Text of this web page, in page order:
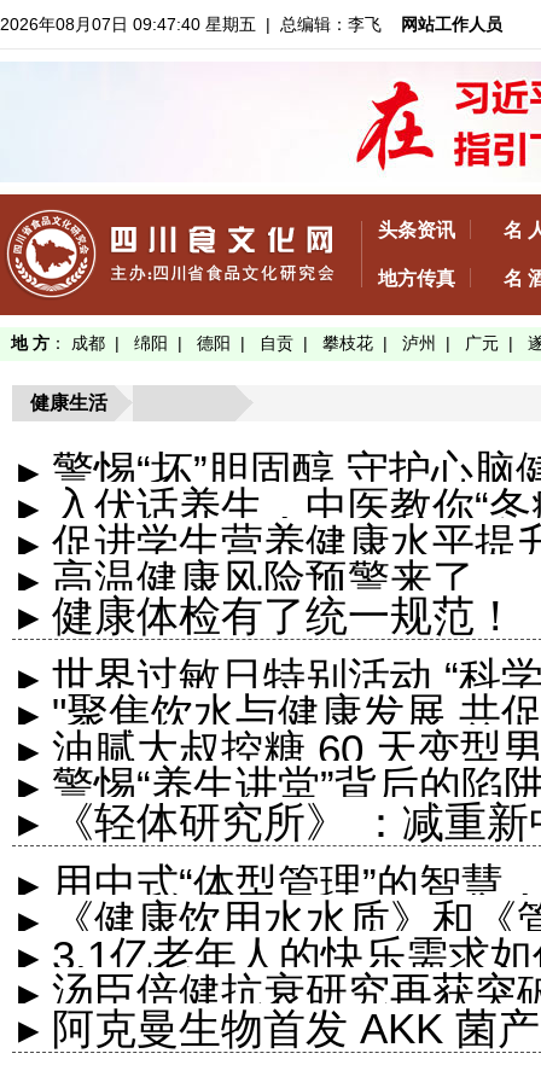
2026年08月07日 09:47:40 星期五 | 总编辑：李飞 网站工作人员
头条资讯 名
地方传真 名
地 方 ： 成都 | 绵阳 | 德阳 | 自贡 | 攀枝花 | 泸州 | 广元 |
健康生活
▸ 警惕“坏”胆固醇 守护心脑
▸ 入伏话养生，中医教你“冬
▸ 促进学生营养健康水平提
计划”
▸ 高温健康风险预警来了
▸ 健康体检有了统一规范！
▸ 世界过敏日特别活动 “科
▸ "聚焦饮水与健康发展 共
▸ 油腻大叔控糖 60 天变型
▸ 警惕“养生讲堂”背后的陷
▸ 《轻体研究所》 ：减重新
▸ 用中式“体型管理”的智慧
材！
▸ 《健康饮用水水质》和《
技术要求》团...
▸ 3.1亿老年人的快乐需求
▸ 汤臣倍健抗衰研究再获突
▸ 阿克曼生物首发 AKK 菌